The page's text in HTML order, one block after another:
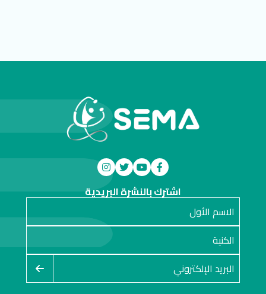
اشترك بالنشرة البريدية